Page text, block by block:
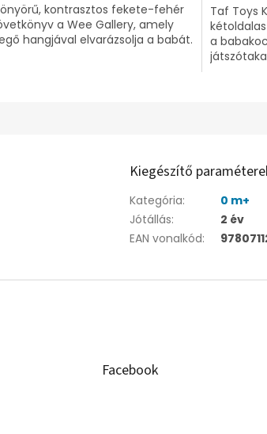
kontrasztos fekete-fehér
a Wee Gallery, amely
hangjával elvarázsolja a babát.
Taf Toys
a
Kiegészítő
Kategória:
0 m+
Jótállás:
2 év
EAN vonalkód:
Facebook